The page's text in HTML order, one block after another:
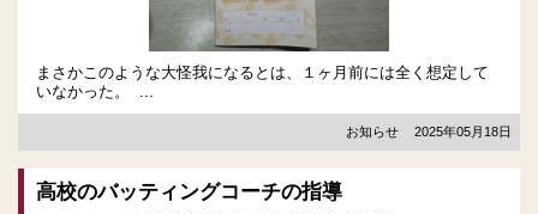
まさかこのような大怪我になるとは、１ヶ月前には全く想定して
いなかった。 ...
お知らせ 2025年05月18日
高校のバッティングコーチの指導